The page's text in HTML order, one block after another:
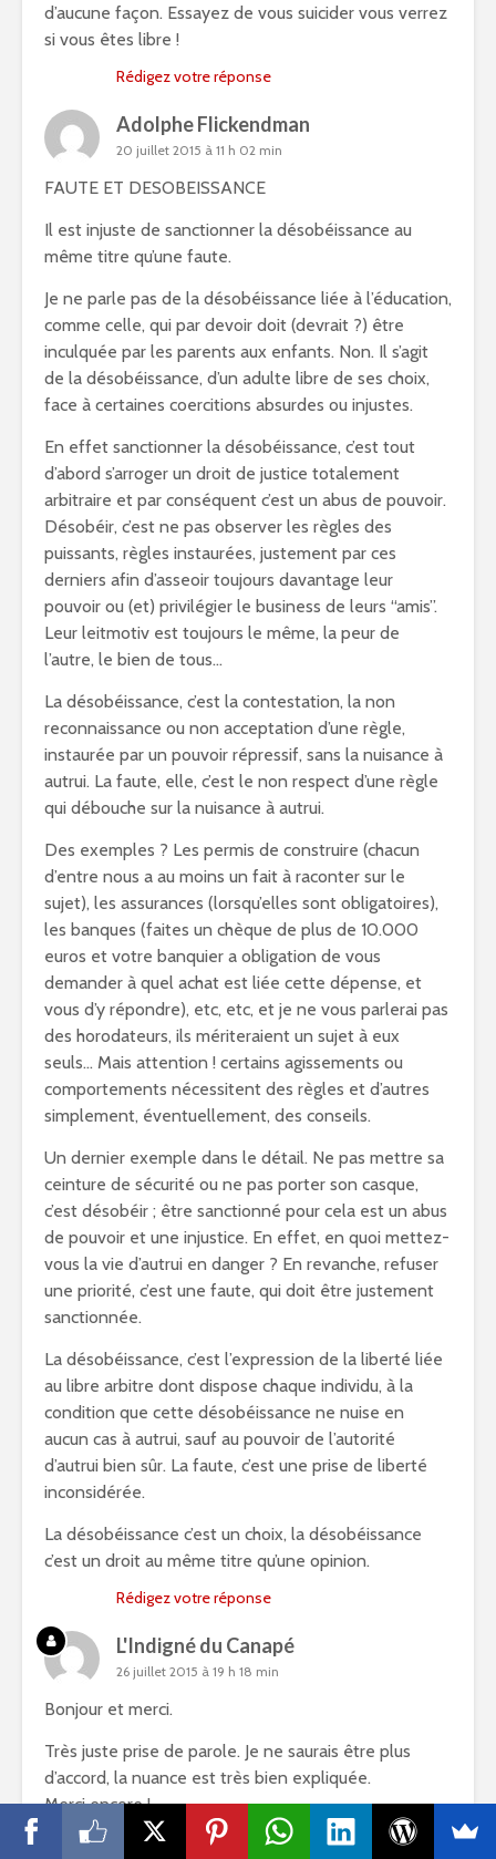
d’aucune façon. Essayez de vous suicider vous verrez
si vous êtes libre !
Rédigez votre réponse
Adolphe Flickendman
20 juillet 2015 à 11 h 02 min
FAUTE ET DESOBEISSANCE
Il est injuste de sanctionner la désobéissance au
même titre qu’une faute.
Je ne parle pas de la désobéissance liée à l’éducation,
comme celle, qui par devoir doit (devrait ?) être
inculquée par les parents aux enfants. Non. Il s’agit
de la désobéissance, d’un adulte libre de ses choix,
face à certaines coercitions absurdes ou injustes.
En effet sanctionner la désobéissance, c’est tout
d’abord s’arroger un droit de justice totalement
arbitraire et par conséquent c’est un abus de pouvoir.
Désobéir, c’est ne pas observer les règles des
puissants, règles instaurées, justement par ces
derniers afin d’asseoir toujours davantage leur
pouvoir ou (et) privilégier le business de leurs “amis”.
Leur leitmotiv est toujours le même, la peur de
l’autre, le bien de tous…
La désobéissance, c’est la contestation, la non
reconnaissance ou non acceptation d’une règle,
instaurée par un pouvoir répressif, sans la nuisance à
autrui. La faute, elle, c’est le non respect d’une règle
qui débouche sur la nuisance à autrui.
Des exemples ? Les permis de construire (chacun
d’entre nous a au moins un fait à raconter sur le
sujet), les assurances (lorsqu’elles sont obligatoires),
les banques (faites un chèque de plus de 10.000
euros et votre banquier a obligation de vous
demander à quel achat est liée cette dépense, et
vous d’y répondre), etc, etc, et je ne vous parlerai pas
des horodateurs, ils mériteraient un sujet à eux
seuls… Mais attention ! certains agissements ou
comportements nécessitent des règles et d’autres
simplement, éventuellement, des conseils.
Un dernier exemple dans le détail. Ne pas mettre sa
ceinture de sécurité ou ne pas porter son casque,
c’est désobéir ; être sanctionné pour cela est un abus
de pouvoir et une injustice. En effet, en quoi mettez-
vous la vie d’autrui en danger ? En revanche, refuser
une priorité, c’est une faute, qui doit être justement
sanctionnée.
La désobéissance, c’est l’expression de la liberté liée
au libre arbitre dont dispose chaque individu, à la
condition que cette désobéissance ne nuise en
aucun cas à autrui, sauf au pouvoir de l’autorité
d’autrui bien sûr. La faute, c’est une prise de liberté
inconsidérée.
La désobéissance c’est un choix, la désobéissance
c’est un droit au même titre qu’une opinion.
Rédigez votre réponse
L'Indigné du Canapé
26 juillet 2015 à 19 h 18 min
Bonjour et merci.
Très juste prise de parole. Je ne saurais être plus
d’accord, la nuance est très bien expliquée.
Merci encore !